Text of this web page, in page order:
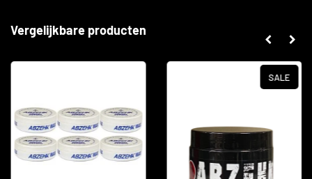
Vergelijkbare producten
SALE